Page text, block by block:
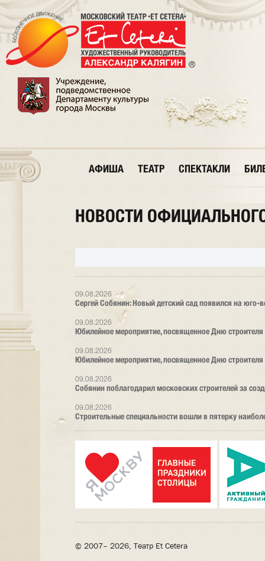
АФИША ТЕАТР СПЕКТАКЛИ
НОВОСТИ
09.08.2026
Сергей Собянин: Новый детский сад появился на юго-
09.08.2026
Юбилейное мероприятие, посвященное Дню строителя
09.08.2026
Юбилейное мероприятие, посвященное Дню строителя
09.08.2026
Собянин поблагодарил московских строителей за
09.08.2026
Строительные специальности вошли в пятерку
© 2007– 2026, Театр Et Cetera